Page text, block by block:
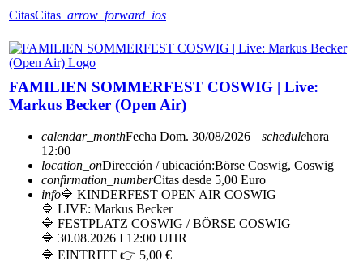
CitasCitas arrow_forward_ios
FAMILIEN SOMMERFEST COSWIG | Live:
Markus Becker (Open Air)
calendar_monthFecha Dom. 30/08/2026 schedulehora
12:00
location_onDirección / ubicación:Börse Coswig, Coswig
confirmation_numberCitas desde 5,00 Euro
info🔷 KINDERFEST OPEN AIR COSWIG
🔷 LIVE: Markus Becker
🔷 FESTPLATZ COSWIG / BÖRSE COSWIG
🔷 30.08.2026 I 12:00 UHR
🔷 EINTRITT 👉 5,00 €